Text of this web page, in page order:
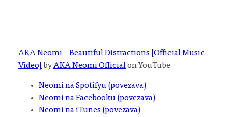
AKA Neomi – Beautiful Distractions [Official Music
Video] byAKA Neomi Officialon YouTube
Neomi na Spotifyu (povezava)
Neomi na Facebooku (povezava)
Neomi na iTunes (povezava)